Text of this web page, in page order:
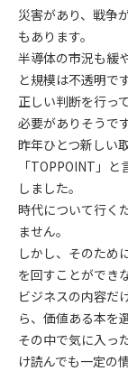
災害があり、戦争
もあります。
半導体の市況も緩
と規模は不透明です
正しい判断を行っ
必要がありそうです
昨年ひとつ新しい
「TOPPOINT」
しました。
時代について行く
ません。
しかし、そのため
を回すことができ
ビジネスの内容だ
ら、価値ある本を
その中で気に入っ
け読んでも一定の